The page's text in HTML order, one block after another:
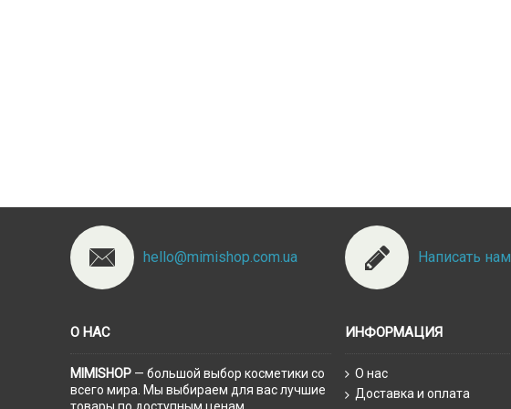
hello@mimishop.com.ua Написать нам
О НАС
MIMISHOP — большой выбор косметики со
всего мира. Мы выбираем для вас лучшие
ИНФОРМАЦИЯ
О нас
Доставка и оплата